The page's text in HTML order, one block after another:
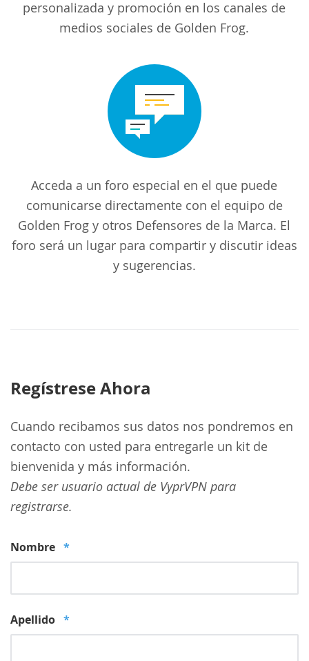
personalizada y promoción en los canales de
medios sociales de Golden Frog.
Acceda a un foro especial en el que puede
comunicarse directamente con el equipo de
Golden Frog y otros Defensores de la Marca. El
foro será un lugar para compartir y discutir ideas
y sugerencias.
Regístrese Ahora
Cuando recibamos sus datos nos pondremos en
contacto con usted para entregarle un kit de
bienvenida y más información.
Debe ser usuario actual de VyprVPN para
registrarse.
Nombre *
Apellido *